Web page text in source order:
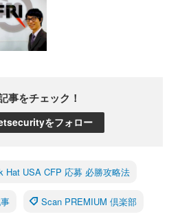
事をチェック！
をフォロー
Hat USA CFP 応募 必勝攻略法
Scan PREMIUM 倶楽部